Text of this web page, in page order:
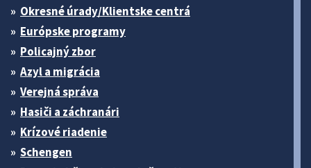
Okresné úrady/Klientske centrá
Európske programy
Policajný zbor
Azyl a migrácia
Verejná správa
Hasiči a záchranári
Krízové riadenie
Schengen